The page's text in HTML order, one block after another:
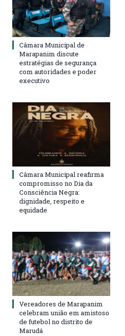
Câmara Municipal de
Marapanim discute
estratégias de segurança
com autoridades e poder
executivo
Câmara Municipal reafirma
compromisso no Dia da
Consciência Negra:
dignidade, respeito e
equidade
Vereadores de Marapanim
celebram união em amistoso
de futebol no distrito de
Marudá